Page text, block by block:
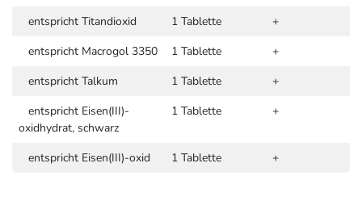
entspricht Titandioxid 1 Tablette
+
entspricht Macrogol 3350
1 Tablette
+
entspricht Talkum
1 Tablette
+
entspricht Eisen(III)-
oxidhydrat, schwarz
1 Tablette +
entspricht Eisen(III)-oxid 1 Tablette +